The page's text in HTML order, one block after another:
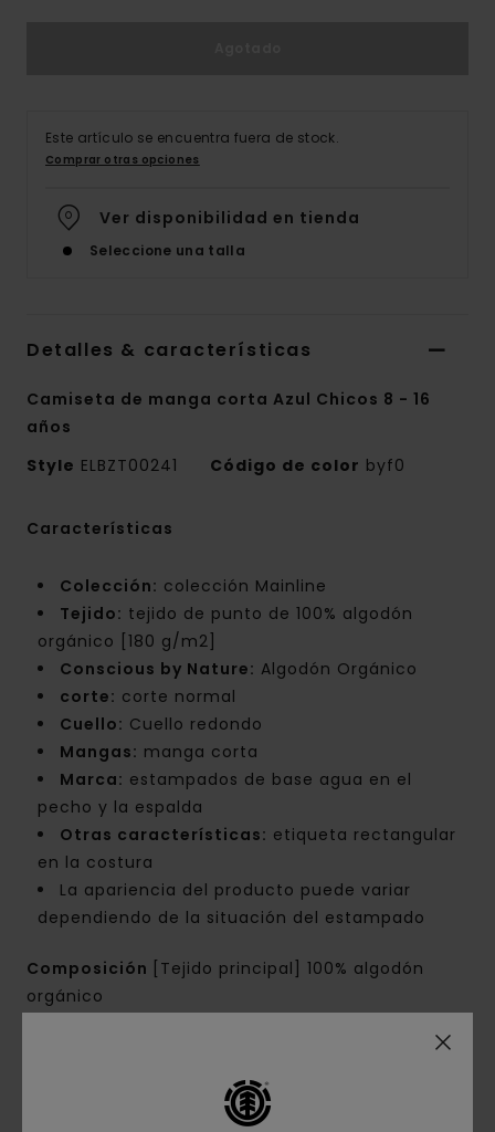
Este artículo se encuentra fuera de stock.
Comprar otras opciones
Ver disponibilidad en tienda
Seleccione una talla
Detalles & características
Camiseta de manga corta Azul Chicos 8 - 16
años
Style ELBZT00241 Código de color byf0
Características
Colección: colección Mainline
Tejido: tejido de punto de 100% algodón
orgánico [180 g/m2]
Conscious by Nature: Algodón Orgánico
corte: corte normal
Cuello: Cuello redondo
Mangas: manga corta
Marca: estampados de base agua en el
pecho y la espalda
Otras características: etiqueta rectangular
en la costura
La apariencia del producto puede variar
dependiendo de la situación del estampado
Composición
[Tejido principal] 100% algodón
orgánico
Envíos y Devoluciones